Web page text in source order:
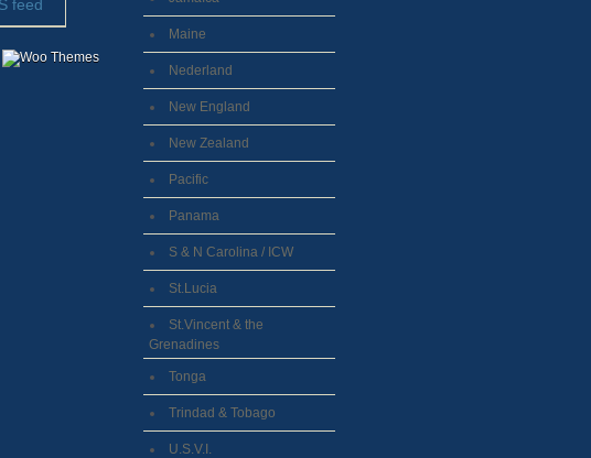
Maine
Nederland
New England
New Zealand
Pacific
Panama
S & N Carolina / ICW
St.Lucia
St.Vincent & the
Grenadines
Tonga
Trindad & Tobago
U.S.V.I.